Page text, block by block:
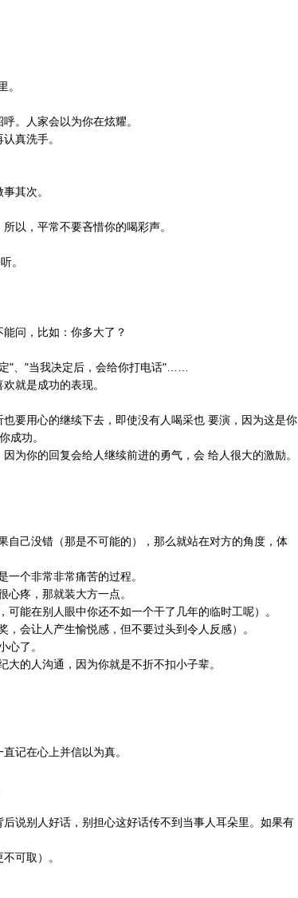
。
。人家会以为你在炫耀。
真洗手。
其次。
以，平常不要吝惜你的喝彩声。
。
问，比如：你多大了？
"、"当我决定后，会给你打电话"……
就是成功的表现。
要用心的继续下去，即使没有人喝采也 要演，因为这是你
成功。
为你的回复会给人继续前进的勇气，会 给人很大的激励。
自己没错（那是不可能的），那么就站在对方的角度，体
个非常非常痛苦的过程。
疼，那就装大方一点。
能在别人眼中你还不如一个干了几年的临时工呢）。
会让人产生愉悦感，但不要过头到令人反感）。
心了。
的人沟通，因为你就是不折不扣小子辈。
记在心上并信以为真。
说别人好话，别担心这好话传不到当事人耳朵里。如果有
可取）。